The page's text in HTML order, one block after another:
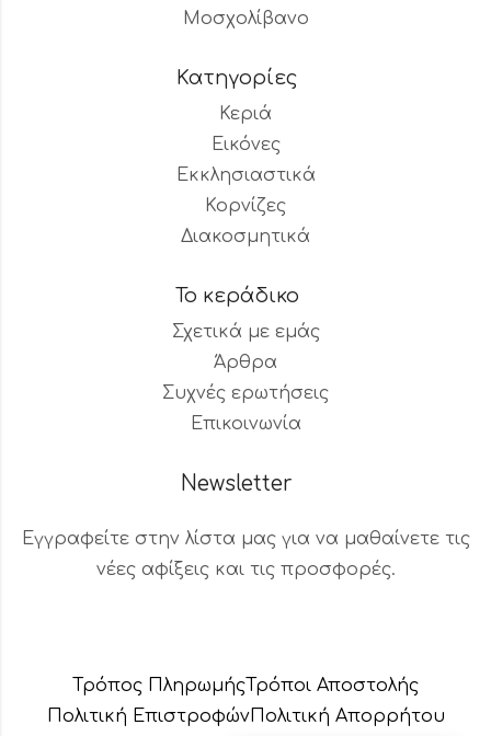
Μοσχολίβανο
Κατηγορίες
Κεριά
Εικόνες
Εκκλησιαστικά
Κορνίζες
Διακοσμητικά
Το κεράδικο
Σχετικά με εμάς
Άρθρα
Συχνές ερωτήσεις
Επικοινωνία
Newsletter
Εγγραφείτε στην λίστα μας για να μαθαίνετε τις
νέες αφίξεις και τις προσφορές.
Τρόπος ΠληρωμήςΤρόποι Αποστολής
Πολιτική ΕπιστροφώνΠολιτική Aπορρήτου